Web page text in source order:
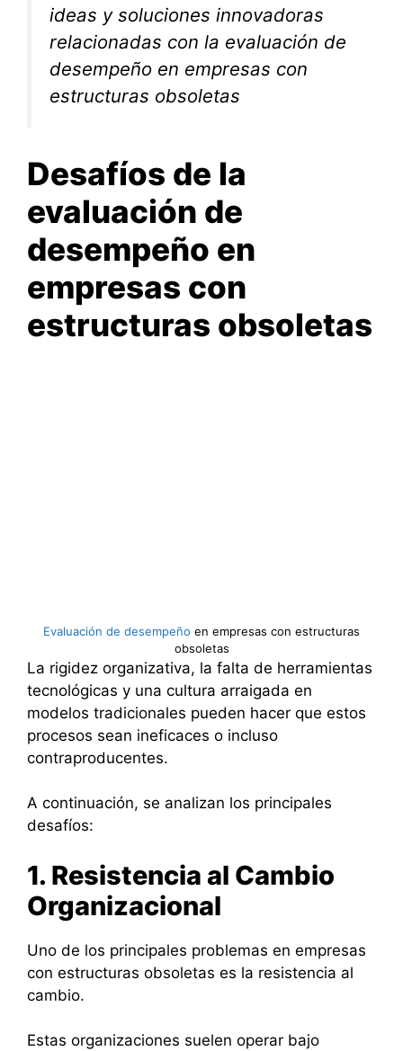
ideas y soluciones innovadoras
relacionadas con la evaluación de
desempeño en empresas con
estructuras obsoletas
Desafíos de la
evaluación de
desempeño en
empresas con
estructuras obsoletas
Evaluación de desempeño en empresas con estructuras
obsoletas
La rigidez organizativa, la falta de herramientas
tecnológicas y una cultura arraigada en
modelos tradicionales pueden hacer que estos
procesos sean ineficaces o incluso
contraproducentes.
A continuación, se analizan los principales
desafíos:
1. Resistencia al Cambio
Organizacional
Uno de los principales problemas en empresas
con estructuras obsoletas es la resistencia al
cambio.
Estas organizaciones suelen operar bajo